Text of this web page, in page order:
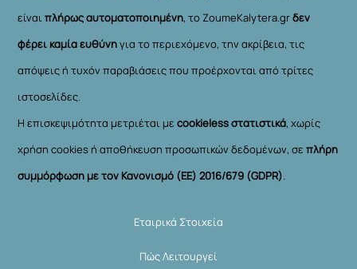
είναιπλήρως αυτοματοποιημένη, το ZoumeKalytera.grδεν
φέρει καμία ευθύνηγια το περιεχόμενο, την ακρίβεια, τις
απόψεις ή τυχόν παραβιάσεις που προέρχονται από τρίτες
ιστοσελίδες.
Η επισκεψιμότητα μετριέται μεcookieless στατιστικά, χωρίς
χρήση cookies ή αποθήκευση προσωπικών δεδομένων, σεπλήρη
συμμόρφωση με τον Κανονισμό (ΕΕ) 2016/679 (GDPR).
Εταιρικά Στοιχεία
Πώς Λειτουργεί